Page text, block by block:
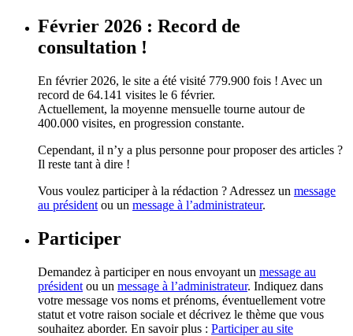
Février 2026 : Record de
consultation !
En février 2026, le site a été visité 779.900 fois ! Avec un
record de 64.141 visites le 6 février.
Actuellement, la moyenne mensuelle tourne autour de
400.000 visites, en progression constante.
Cependant, il n’y a plus personne pour proposer des articles ?
Il reste tant à dire !
Vous voulez participer à la rédaction ? Adressez un message
au président ou un message à l’administrateur.
Participer
Demandez à participer en nous envoyant un message au
président ou un message à l’administrateur. Indiquez dans
votre message vos noms et prénoms, éventuellement votre
statut et votre raison sociale et décrivez le thème que vous
souhaitez aborder. En savoir plus : Participer au site